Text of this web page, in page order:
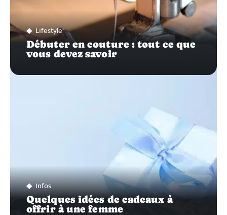
Lifestyle
Débuter en couture : tout ce que
vous devez savoir
Infos
Quelques idées de cadeaux à
offrir à une femme